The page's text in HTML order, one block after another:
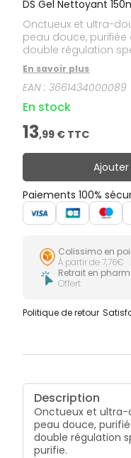
DS Gel Nettoyant
Onctueux et ultra-
peau douce,
double régulation
purifie.
En savoir plus
EAN :3661434000089
En stock
13,99 € TTC
Paiements 100%
Colissimo en
À partir de 7,76€
Retrait en
Offert
Politique de retour
Description
Onctueux et ultra-
peau douce,
double régulation
purifie.